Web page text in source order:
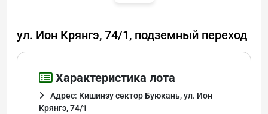
ул. Ион Крянгэ, 74/1, подземный переход
Характеристика лота
Адрес: Кишинэу сектор Буюкань, ул. Ион
Крянгэ, 74/1